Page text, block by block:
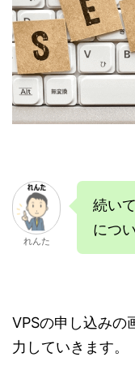
れんた
続い
につ
VPSの申し込みの
力していきます。